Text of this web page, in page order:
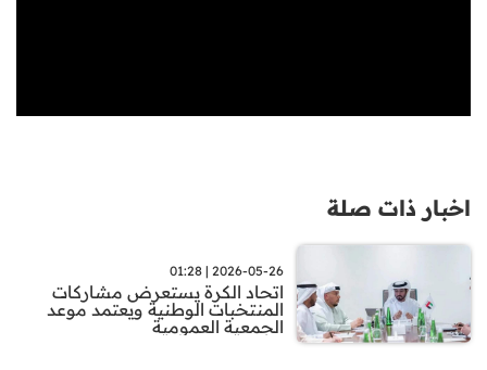
اخبار ذات صلة
2026-05-26 | 01:28
اتحاد الكرة يستعرض مشاركات
المنتخبات الوطنية ويعتمد موعد
الجمعية العمومية